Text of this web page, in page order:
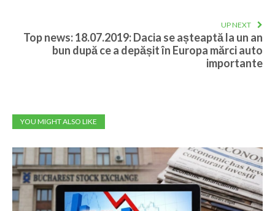
UP NEXT
Top news: 18.07.2019: Dacia se așteaptă la un an
bun după ce a depășit în Europa mărci auto
importante
YOU MIGHT ALSO LIKE